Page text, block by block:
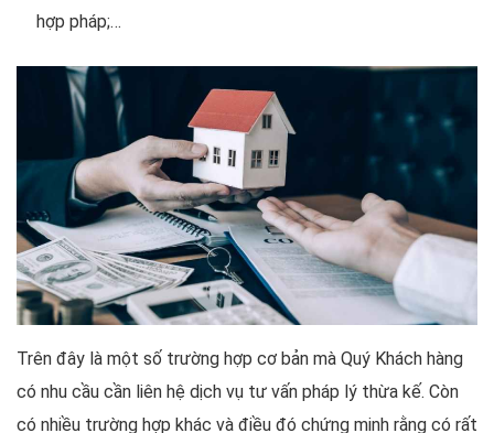
hợp pháp;…
Trên đây là một số trường hợp cơ bản mà Quý Khách hàng
có nhu cầu cần liên hệ dịch vụ tư vấn pháp lý thừa kế. Còn
có nhiều trường hợp khác và điều đó chứng minh rằng có rất